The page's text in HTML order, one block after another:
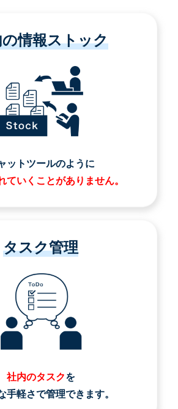
情報ストック
ットツールのように
ていくことがありません。
タスク管理
社内のタスクを
手軽さで管理できます。